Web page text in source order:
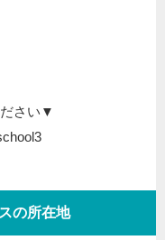
さい▼
の所在地